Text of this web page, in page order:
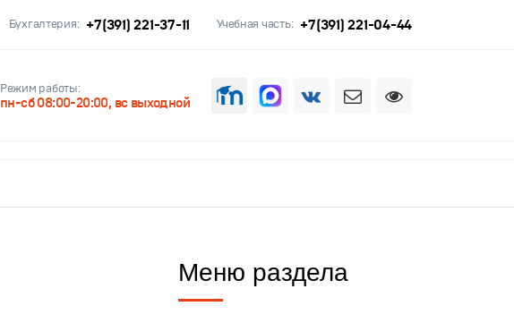
Бухгалтерия: +7(391) 221-37-11 Учебная часть: +7(391) 221-04-44
Режим работы:
пн-сб 08:00-20:00, вс выходной
Меню раздела